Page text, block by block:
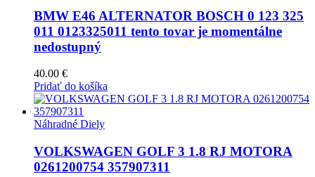
BMW E46 ALTERNATOR BOSCH 0 123 325
011 0123325011 tento tovar je momentálne
nedostupný
40.00 €
Pridať do košíka
Náhradné Diely
VOLKSWAGEN GOLF 3 1.8 RJ MOTORA
0261200754 357907311